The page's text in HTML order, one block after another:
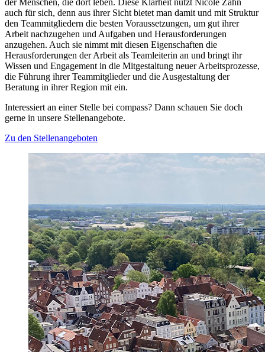
der Menschen, die dort leben. Diese Klarheit nutzt Nicole Zahn
auch für sich, denn aus ihrer Sicht bietet man damit und mit Struktur
den Teammitgliedern die besten Voraussetzungen, um gut ihrer
Arbeit nachzugehen und Aufgaben und Herausforderungen
anzugehen. Auch sie nimmt mit diesen Eigenschaften die
Herausforderungen der Arbeit als Teamleiterin an und bringt ihr
Wissen und Engagement in die Mitgestaltung neuer Arbeitsprozesse,
die Führung ihrer Teammitglieder und die Ausgestaltung der
Beratung in ihrer Region mit ein.
Interessiert an einer Stelle bei compass? Dann schauen Sie doch
gerne in unsere Stellenangebote.
Zu den Stellenangeboten